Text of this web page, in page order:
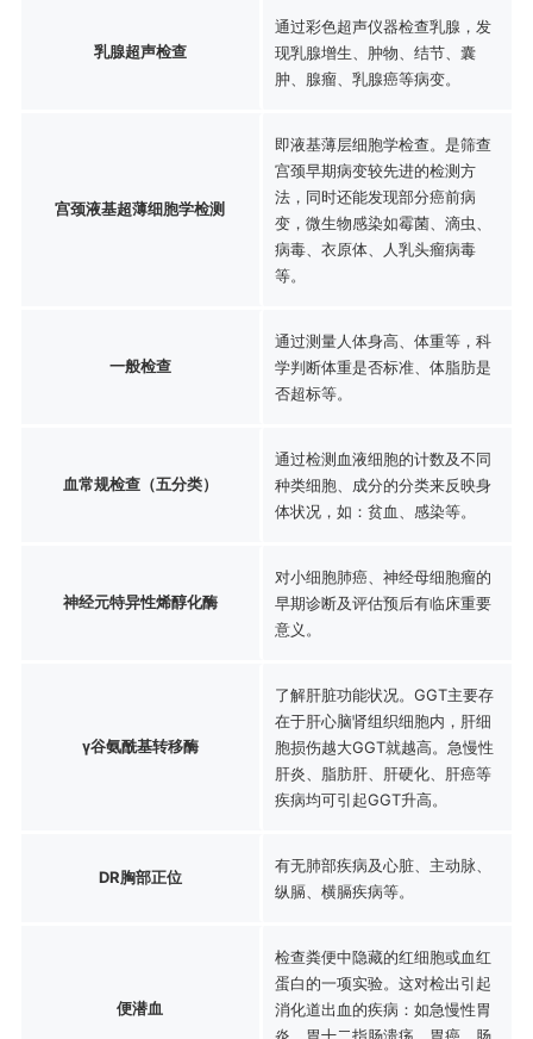
乳腺超声检查
通过彩色超声仪器检查乳腺，发
现乳腺增生、肿物、结节、囊
肿、腺瘤、乳腺癌等病变。
宫颈液基超薄细胞学检测
即液基薄层细胞学检查。是筛查
宫颈早期病变较先进的检测方
法，同时还能发现部分癌前病
变，微生物感染如霉菌、滴虫、
病毒、衣原体、人乳头瘤病毒
等。
一般检查
通过测量人体身高、体重等，科
学判断体重是否标准、体脂肪是
否超标等。
血常规检查（五分类）
通过检测血液细胞的计数及不同
种类细胞、成分的分类来反映身
体状况，如：贫血、感染等。
神经元特异性烯醇化酶
对小细胞肺癌、神经母细胞瘤的
早期诊断及评估预后有临床重要
意义。
γ谷氨酰基转移酶
了解肝脏功能状况。GGT主要存
在于肝心脑肾组织细胞内，肝细
胞损伤越大GGT就越高。急慢性
肝炎、脂肪肝、肝硬化、肝癌等
疾病均可引起GGT升高。
DR胸部正位
有无肺部疾病及心脏、主动脉、
纵膈、横膈疾病等。
便潜血
检查粪便中隐藏的红细胞或血红
蛋白的一项实验。这对检出引起
消化道出血的疾病：如急慢性胃
炎、胃十二指肠溃疡、胃癌、肠